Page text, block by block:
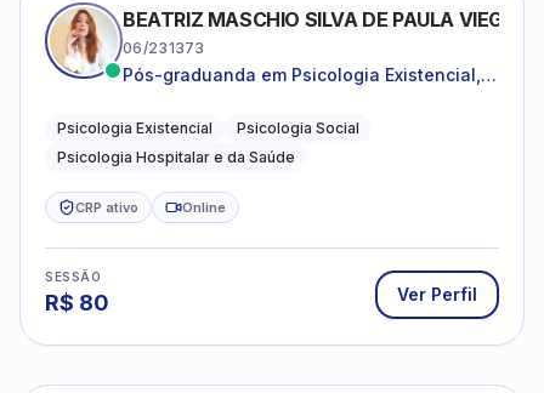
BEATRIZ MASCHIO SILVA DE PAULA VIEGAS
06/231373
Pós-graduanda em Psicologia Existencial,
da Saúde.
Psicologia Existencial
Psicologia Social
Psicologia Hospitalar e da Saúde
CRP ativo Online
SESSÃO
R$ 80 Ver Perfil